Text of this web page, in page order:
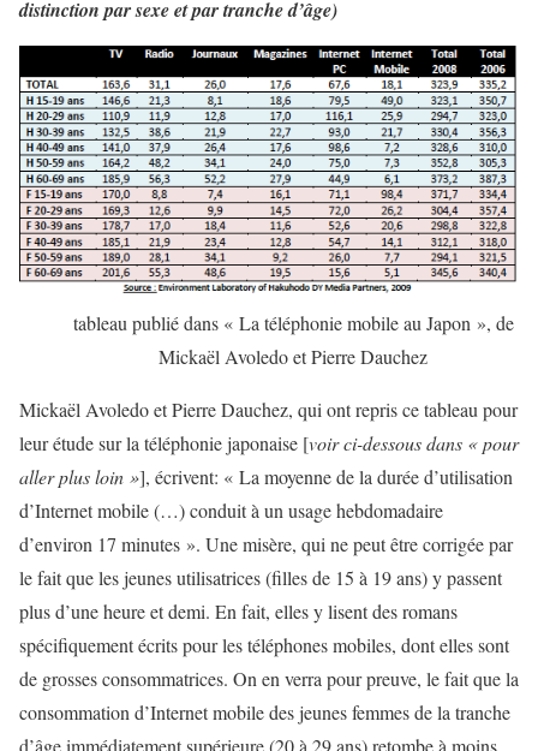
distinction par sexe et par tranche d’âge)
tableau publié dans « La téléphonie mobile au Japon », de
Mickaël Avoledo et Pierre Dauchez
Mickaël Avoledo et Pierre Dauchez, qui ont repris ce tableau pour
leur étude sur la téléphonie japonaise [voir ci-dessous dans « pour
aller plus loin »], écrivent: « La moyenne de la durée d’utilisation
d’Internet mobile (…) conduit à un usage hebdomadaire
d’environ 17 minutes ». Une misère, qui ne peut être corrigée par
le fait que les jeunes utilisatrices (filles de 15 à 19 ans) y passent
plus d’une heure et demi. En fait, elles y lisent des romans
spécifiquement écrits pour les téléphones mobiles, dont elles sont
de grosses consommatrices. On en verra pour preuve, le fait que la
consommation d’Internet mobile des jeunes femmes de la tranche